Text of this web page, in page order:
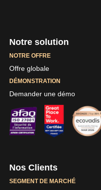
Notre solution
NOTRE OFFRE
Offre globale
DÉMONSTRATION
Demander une démo
Nos Clients
SEGMENT DE MARCHÉ